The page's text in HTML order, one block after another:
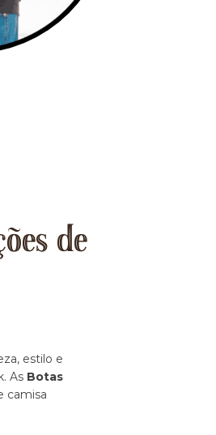
de
estilo e
As Botas
camisa